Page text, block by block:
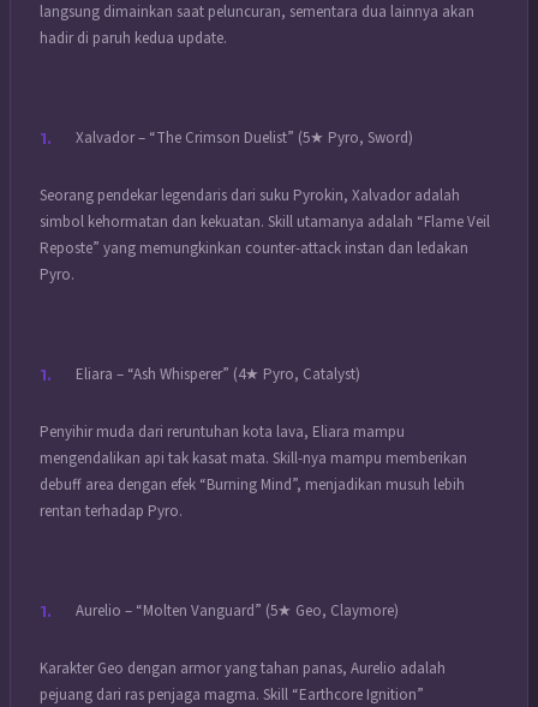
langsung dimainkan saat peluncuran, sementara dua lainnya akan
hadir di paruh kedua update.
Xalvador – “The Crimson Duelist” (5★ Pyro, Sword)
Seorang pendekar legendaris dari suku Pyrokin, Xalvador adalah
simbol kehormatan dan kekuatan. Skill utamanya adalah “Flame Veil
Reposte” yang memungkinkan counter-attack instan dan ledakan
Pyro.
Eliara – “Ash Whisperer” (4★ Pyro, Catalyst)
Penyihir muda dari reruntuhan kota lava, Eliara mampu
mengendalikan api tak kasat mata. Skill-nya mampu memberikan
debuff area dengan efek “Burning Mind”, menjadikan musuh lebih
rentan terhadap Pyro.
Aurelio – “Molten Vanguard” (5★ Geo, Claymore)
Karakter Geo dengan armor yang tahan panas, Aurelio adalah
pejuang dari ras penjaga magma. Skill “Earthcore Ignition”